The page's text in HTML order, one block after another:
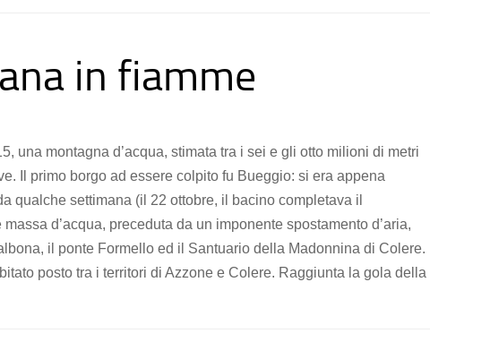
in fiamme
una montagna d’acqua, stimata tra i sei e gli otto milioni di metri
Il primo borgo ad essere colpito fu Bueggio: si era appena
qualche settimana (il 22 ottobre, il bacino completava il
d’acqua, preceduta da un imponente spostamento d’aria,
il ponte Formello ed il Santuario della Madonnina di Colere.
posto tra i territori di Azzone e Colere. Raggiunta la gola della